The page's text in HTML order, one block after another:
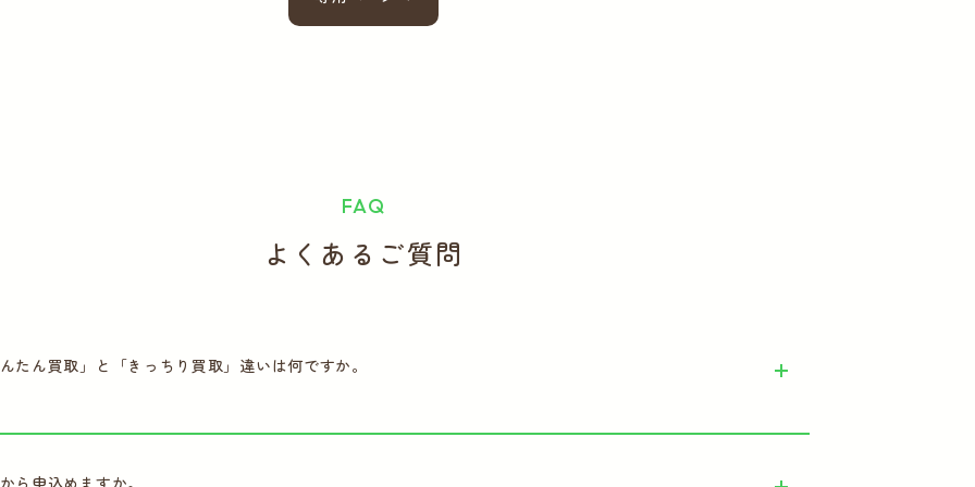
FAQ
よくあるご質問
んたん買取」と「きっちり買取」違いは何ですか。
ら申込めますか。